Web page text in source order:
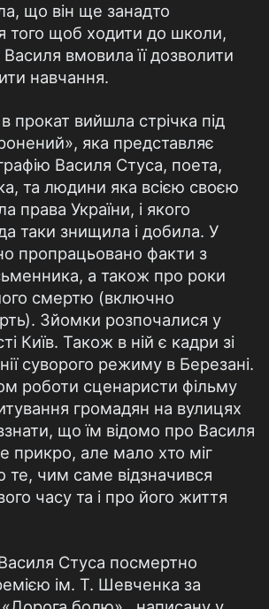
що він ще занадто
того щоб ходити до школи,
вмовила її дозволити
навчання.
прокат вийшла стрічка під
яка представляє
Василя Стуса, поета,
та людини яка всією своєю
права України, і якого
таки знищила і добила. У
пропрацьовано факти з
а також про роки
смертю (включно
Зйомки розпочалися у
Київ. Також в ній є кадри зі
суворого режиму в Березані.
роботи сценаристи фільму
громадян на вулицях
що їм відомо про Василя
прикро, але мало хто міг
те, чим саме відзначився
часу та і про його життя
Стуса посмертно
ім. Т. Шевченка за